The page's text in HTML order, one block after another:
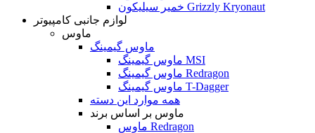
خمیر سیلیکون Grizzly Kryonaut
لوازم جانبی کامپیوتر
ماوس
ماوس گیمینگ
ماوس گیمینگ MSI
ماوس گیمینگ Redragon
ماوس گیمینگ T-Dagger
همه موارد این دسته
ماوس بر اساس برند
ماوس Redragon